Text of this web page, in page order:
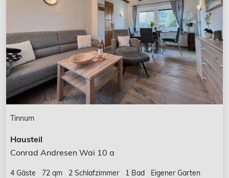
Tinnum
Hausteil
Conrad Andresen Wai 10 a
4 Gäste 72 qm 2 Schlafzimmer 1 Bad
Eigener Garten